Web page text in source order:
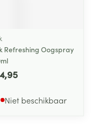
Refreshing Oogspray
Niet beschikbaar